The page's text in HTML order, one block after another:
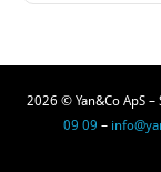
2026 © Yan&Co ApS
09 09 –